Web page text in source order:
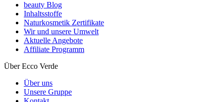
beauty Blog
Inhaltsstoffe
Naturkosmetik Zertifikate
Wir und unsere Umwelt
Aktuelle Angebote
Affiliate Programm
Über Ecco Verde
Über uns
Unsere Gruppe